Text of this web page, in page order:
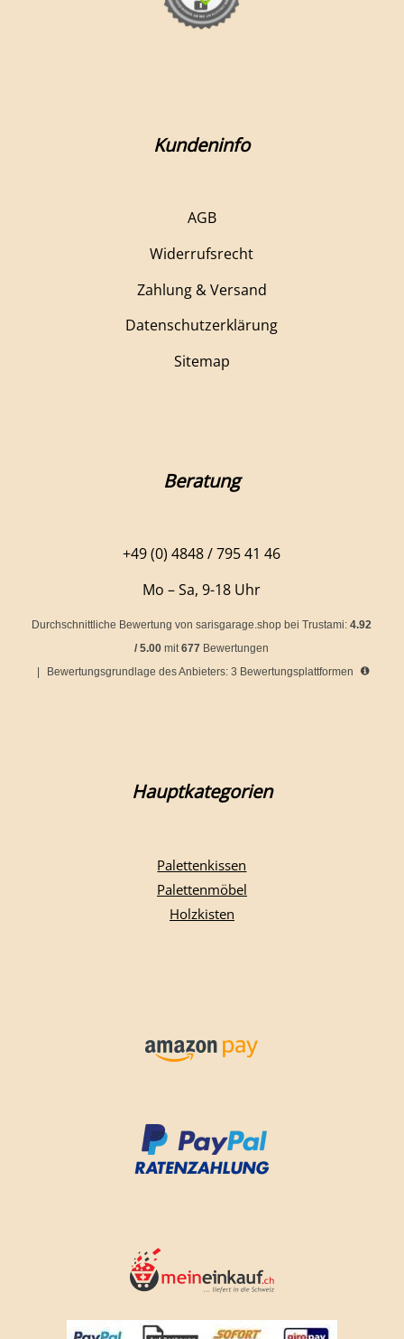
Kundeninfo
AGB
Widerrufsrecht
Zahlung & Versand
Datenschutzerklärung
Sitemap
Beratung
+49 (0) 4848 / 795 41 46
Mo – Sa, 9-18 Uhr
Durchschnittliche Bewertung von sarisgarage.shop bei Trustami:4.92
/5.00 mit677 Bewertungen
Bewertungsgrundlage des Anbieters: 3 Bewertungsplattformen
Hauptkategorien
Palettenkissen
Palettenmöbel
Holzkisten